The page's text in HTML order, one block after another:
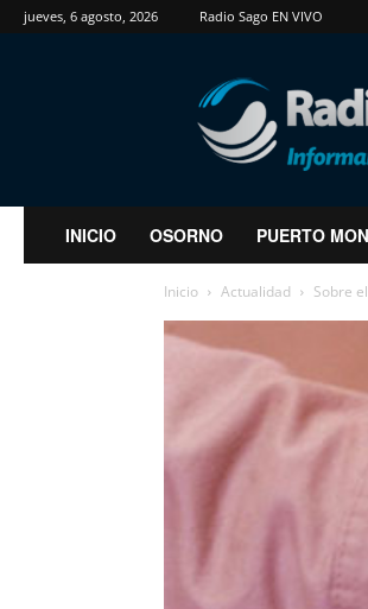
jueves, 6 agosto, 2026 Radio Sago EN VIVO
RadioSago
INICIO OSORNO PUERTO
Inicio Actualidad Sobre